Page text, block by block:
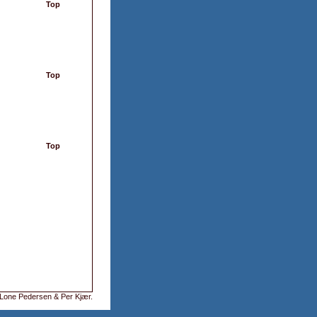
Top
Top
Top
Pedersen & Per Kjær.